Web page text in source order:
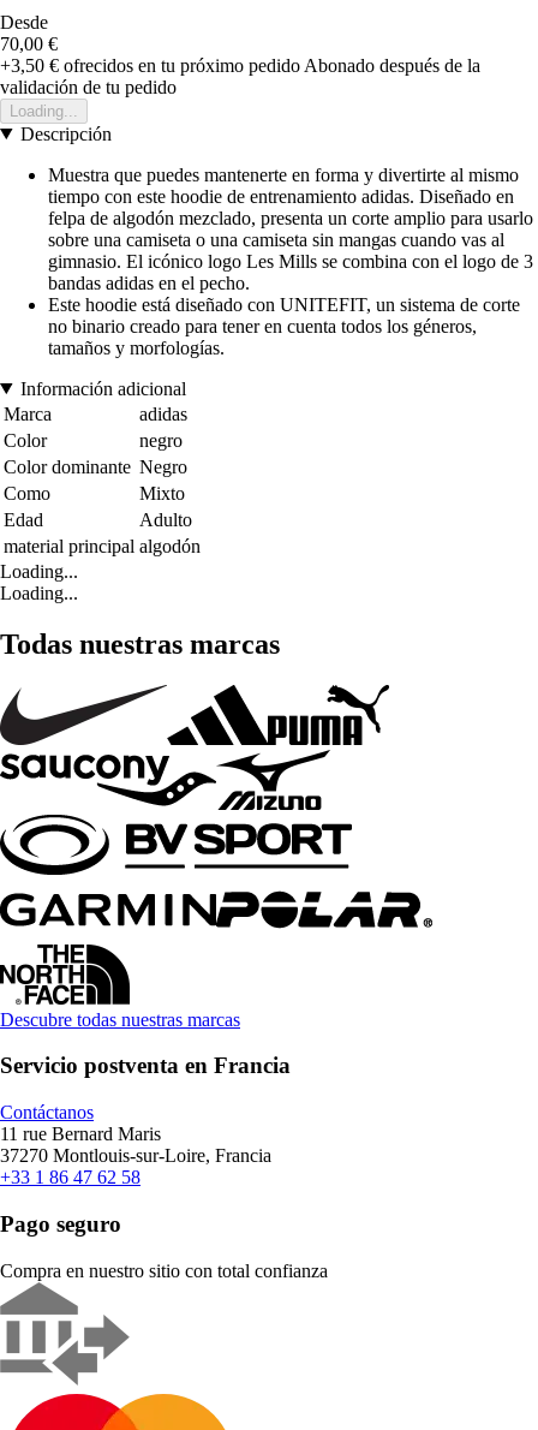
Desde
70,00 €
+3,50 € ofrecidos en tu próximo pedido Abonado después de la
validación de tu pedido
Loading...
Descripción
Muestra que puedes mantenerte en forma y divertirte al mismo
tiempo con este hoodie de entrenamiento adidas. Diseñado en
felpa de algodón mezclado, presenta un corte amplio para usarlo
sobre una camiseta o una camiseta sin mangas cuando vas al
gimnasio. El icónico logo Les Mills se combina con el logo de 3
bandas adidas en el pecho.
Este hoodie está diseñado con UNITEFIT, un sistema de corte
no binario creado para tener en cuenta todos los géneros,
tamaños y morfologías.
Información adicional
Marca
adidas
Color
negro
Color dominante Negro
Como
Mixto
Edad
Adulto
material principal algodón
Loading...
Loading...
Todas nuestras marcas
Descubre todas nuestras marcas
Servicio postventa en Francia
Contáctanos
11 rue Bernard Maris
37270 Montlouis-sur-Loire, Francia
+33 1 86 47 62 58
Pago seguro
Compra en nuestro sitio con total confianza